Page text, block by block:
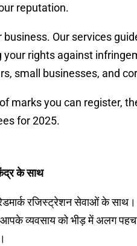
reputation.
Our services
rights against
small businesses, and
marks you can register,
for 2025.
के साथ
रजिस्ट्रेशन सेवाओं के साथ।
आपके व्यवसाय को भीड़ में अलग